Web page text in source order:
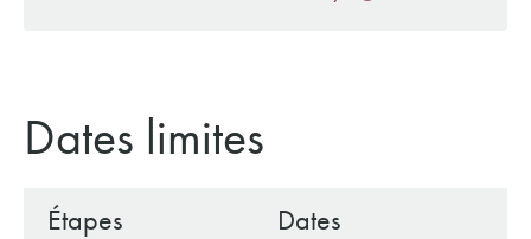
Dates limites
Étapes Dates